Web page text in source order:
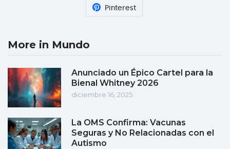
Pinterest
More in Mundo
Anunciado un Épico Cartel para la
Bienal Whitney 2026
diciembre 16, 2025
La OMS Confirma: Vacunas
Seguras y No Relacionadas con el
Autismo